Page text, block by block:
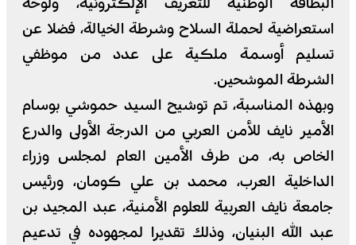
استعراضية لحملة السلاح وشرطة الخيالة، فضلا عن
تسليم أوسمة ملكية على عدد من موظفي
الشرطة الموشحين.
وبهذه المناسبة، تم توشيح السيد حموشي بوسام
الأمير نايف للأمن العربي من الدرجة الأولى والدرع
الخاص به، من طرف الأمين العام لمجلس وزراء
الداخلية العرب، محمد بن علي كومان، ورئيس
جامعة نايف العربية للعلوم الأمنية، عبد المجيد بن
عبد الله البنيان، وذلك تقديرا لمجهوده في تدعيم